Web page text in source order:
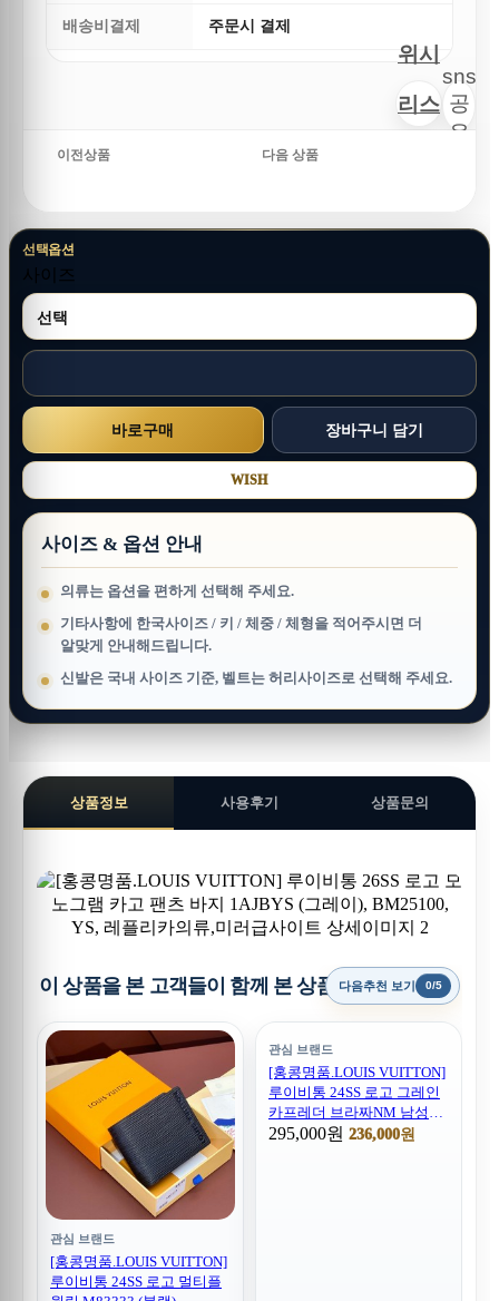
배송비결제 주문시 결제
위시
리스
sns
공
유
이전상품 다음 상품
선택옵션
사이즈
WISH
사이즈 & 옵션 안내
의류는 옵션을 편하게 선택해 주세요.
기타사항에 한국사이즈 / 키 / 체중 / 체형을 적어주시면 더
알맞게 안내해드립니다.
신발은 국내 사이즈 기준, 벨트는 허리사이즈로 선택해 주세요.
상품정보 사용후기 상품문의
이 상품을 본 고객들이 함께 본 상품 다음추천 보기 0/5
관심 브랜드
[홍콩명품.LOUIS VUITTON]
루이비통 24SS 로고 멀티플
관심 브랜드
[홍콩명품.LOUIS VUITTON]
루이비통 24SS 로고 그레인
카프레더 브라짜NM 남성
장지갑 M83126 (블랙),
295,000원 236,000원